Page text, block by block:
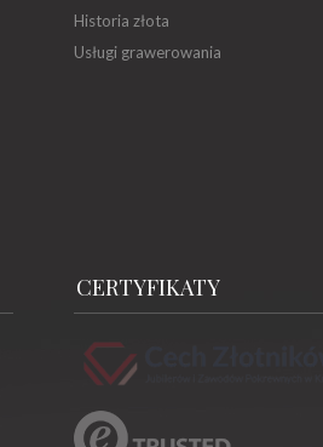
Historia złota
Usługi grawerowania
CERTYFIKATY